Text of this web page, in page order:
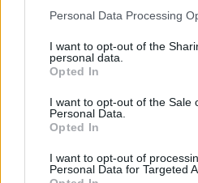
Personal Data Processing
I want to opt-out of the
personal data.
Opted In
I want to opt-out of the Sale
Personal Data.
Opted In
I want to opt-out of
Personal Data for Targeted
Marmora
Melle